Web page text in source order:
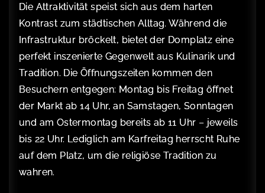
Die Attraktivität speist sich aus dem harten
Kontrast zum städtischen Alltag. Während die
Infrastruktur bröckelt, bietet der Domplatz eine
perfekt inszenierte Gegenwelt aus Kulinarik und
Tradition. Die Öffnungszeiten kommen den
Besuchern entgegen: Montag bis Freitag öffnet
der Markt ab 14 Uhr, an Samstagen, Sonntagen
und am Ostermontag bereits ab 11 Uhr – jeweils
bis 22 Uhr. Lediglich am Karfreitag herrscht Ruhe
auf dem Platz, um die religiöse Tradition zu
wahren.